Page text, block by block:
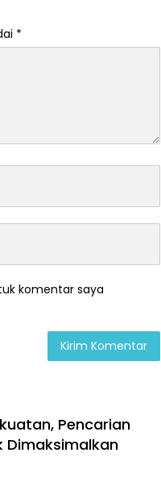
*
komentar saya
Pencarian
Dimaksimalkan